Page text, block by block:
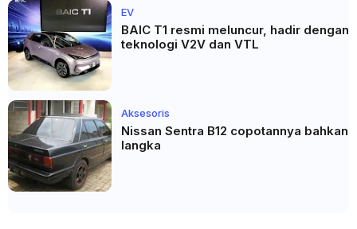
EV
BAIC T1 resmi meluncur, hadir dengan
teknologi V2V dan VTL
Aksesoris
Nissan Sentra B12 copotannya bahkan
langka